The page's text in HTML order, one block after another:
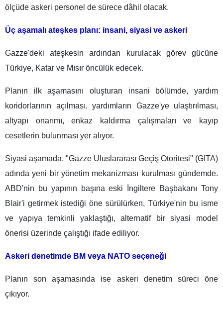
ölçüde askeri personel de sürece dâhil olacak.
Üç aşamalı ateşkes planı: insani, siyasi ve askeri
Gazze'deki ateşkesin ardından kurulacak görev gücüne
Türkiye, Katar ve Mısır öncülük edecek.
Planın ilk aşamasını oluşturan insani bölümde, yardım
koridorlarının açılması, yardımların Gazze'ye ulaştırılması,
altyapı onarımı, enkaz kaldırma çalışmaları ve kayıp
cesetlerin bulunması yer alıyor.
Siyasi aşamada, "Gazze Uluslararası Geçiş Otoritesi" (GITA)
adında yeni bir yönetim mekanizması kurulması gündemde.
ABD'nin bu yapının başına eski İngiltere Başbakanı Tony
Blair'i getirmek istediği öne sürülürken, Türkiye'nin bu isme
ve yapıya temkinli yaklaştığı, alternatif bir siyasi model
önerisi üzerinde çalıştığı ifade ediliyor.
Askeri denetimde BM veya NATO seçeneği
Planın son aşamasında ise askeri denetim süreci öne
çıkıyor.